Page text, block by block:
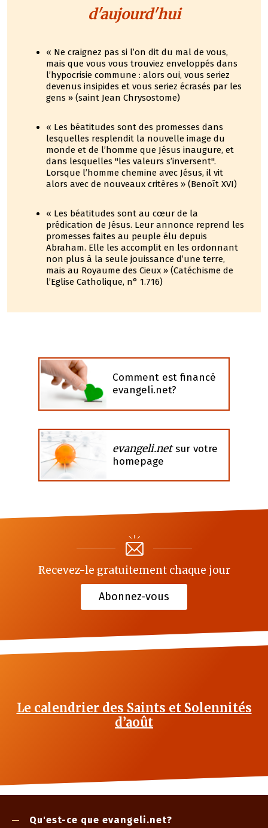
d'aujourd'hui
« Ne craignez pas si l’on dit du mal de vous,
mais que vous vous trouviez enveloppés dans
l’hypocrisie commune : alors oui, vous seriez
devenus insipides et vous seriez écrasés par les
gens » (saint Jean Chrysostome)
« Les béatitudes sont des promesses dans
lesquelles resplendit la nouvelle image du
monde et de l’homme que Jésus inaugure, et
dans lesquelles "les valeurs s’inversent".
Lorsque l’homme chemine avec Jésus, il vit
alors avec de nouveaux critères » (Benoît XVI)
« Les béatitudes sont au cœur de la
prédication de Jésus. Leur annonce reprend les
promesses faites au peuple élu depuis
Abraham. Elle les accomplit en les ordonnant
non plus à la seule jouissance d’une terre,
mais au Royaume des Cieux » (Catéchisme de
l’Eglise Catholique, n° 1.716)
Comment est financé
evangeli.net?
evangeli.netsur votre
homepage
Recevez-le gratuitement chaque jour
Abonnez-vous
Le calendrier des Saints et Solennités
d’août
Qu'est-ce que evangeli.net?